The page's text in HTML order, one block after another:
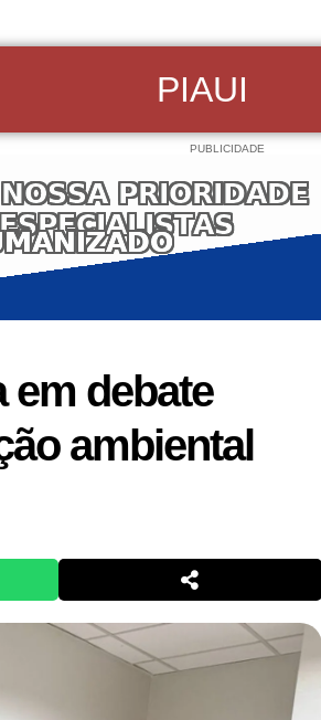
PIAUI
PUBLICIDADE
em debate
ambiental